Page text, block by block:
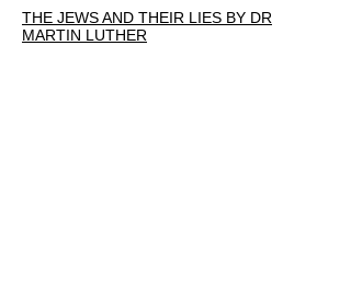
THE JEWS AND THEIR LIES BY DR
MARTIN LUTHER